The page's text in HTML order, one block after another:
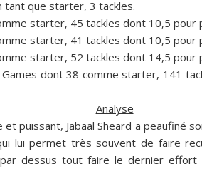
tant que starter, 3 tackles.
starter, 45 tackles dont 10,5 pour
starter, 41 tackles dont 10,5 pour
starter, 52 tackles dont 14,5
dont 38 comme starter, 141
Analyse
puissant, Jabaal Sheard a peaufiné
lui permet très souvent de faire
dessus tout faire le dernier effort